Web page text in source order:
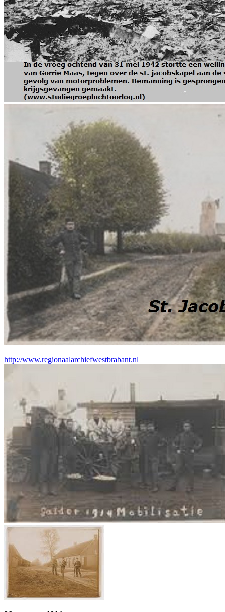
http://www.regionaalarchiefwestbrabant.nl